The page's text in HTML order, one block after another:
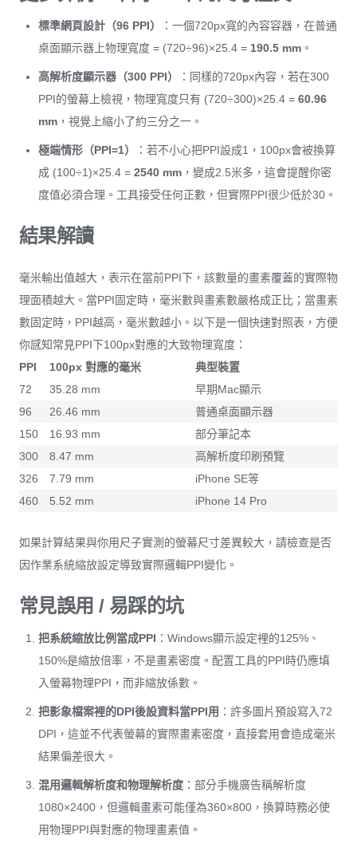
標準網頁設計（96 PPI）
：一個720px寬的內容容器，在普通
桌面顯示器上物理寬度 = (720÷96)×25.4 = 190.5 mm 。
高解析度顯示器（300 PPI）
：同樣的720px內容，若在300
PPI的螢幕上檢視，物理寬度只有 (720÷300)×25.4 = 60.96
mm ，視覺上縮小了約三分之一。
極端情形（PPI=1）
：若不小心把PPI設成1，100px會被換算
成 (100÷1)×25.4 = 2540 mm ，變成2.5米多，這會提醒你密
度值必須合理。工具接受任何正數，但實際PPI很少低於30。
結果解讀
毫米輸出值越大，表示在當前PPI下，該數量的畫素覆蓋的實際物
理面積越大。當PPI固定時，毫米數與畫素數嚴格成正比；當畫素
數固定時，PPI越高，毫米數越小。以下是一個快速對照表，方便
你感知常見PPI下100px對應的大致物理寬度：
PPI
100px 對應的毫米
典型裝置
72
35.28 mm
早期Mac顯示
96
26.46 mm
普通桌面顯示器
150
16.93 mm
部分筆記本
300
8.47 mm
高解析度印刷預覽
326
7.79 mm
iPhone SE等
460
5.52 mm iPhone 14 Pro
如果計算結果與你用尺子實測的螢幕尺寸差異較大，請檢查是否
因作業系統縮放設定導致實際邏輯PPI變化。
常見誤用 / 易踩的坑
把系統縮放比例當成PPI ：Windows顯示設定裡的125%、
150%是縮放倍率，不是畫素密度。配置工具的PPI時仍應填
入螢幕物理PPI，而非縮放係數。
把影象檔案裡的DPI後設資料當PPI用 ：許多圖片預設寫入72
DPI，這並不代表螢幕的實際畫素密度，直接套用會造成毫米
結果偏差很大。
混用邏輯解析度和物理解析度 ：部分手機廣告稱解析度
1080×2400，但邏輯畫素可能僅為360×800，換算時務必使
用物理PPI與對應的物理畫素值。